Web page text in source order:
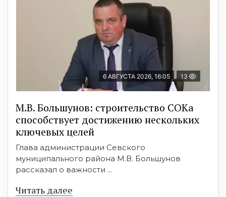
6 АВГУСТА 2026, 16:05 13
М.В. Большунов: строительство СОКа
способствует достижению нескольких
ключевых целей
Глава администрации Севского
муниципального района М.В. Большунов
рассказал о важности ...
Читать далее